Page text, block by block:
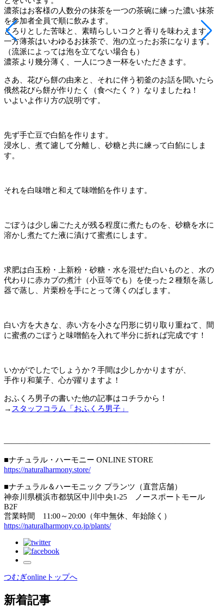
濃茶はお客様の人数分の抹茶を一つの茶碗に練った濃い抹茶
を参加者全員で順に飲みます。
とろりとした苦味と、素晴らしいコクと香りを味わえます。
一方薄茶はいわゆるお抹茶で、泡の立ったお茶になります。
（流派によっては泡を立てない場合も）
濃茶より幾分薄く、一人につき一杯をいただきます。
さあ、花びら餅の由来と、それに伴う初釜のお話を聞いたら
俄然花びら餅が作りたく（食べたく？）なりましたね！
いよいよ作り方の説明です。
先ず手亡豆で白餡を作ります。
浸水し、煮て濾して分離し、砂糖と共に練って白餡にしま
す。
それを白味噌と和えて味噌餡を作ります。
ごぼうは少し歯ごたえが残る程度に煮たものを、砂糖を水に
溶かし煮たてた液に漬けて蜜煮にします。
求肥は白玉粉・上新粉・砂糖・水を混ぜた白いものと、水の
代わりに赤カブの煮汁（小豆等でも）を使った２種類を蒸し
器で蒸し、片栗粉を手にとって薄くのばします。
白い方を大きな、赤い方を小さな円形に切り取り重ねて、間
に蜜煮のごぼうと味噌餡を入れて半分に折れば完成です！
いかがでしたでしょうか？手間は少しかかりますが、
手作り和菓子、心が躍りますよ！
おふくろ男子の書いた他の記事はコチラから！
→ スタッフコラム「おふくろ男子」
——————————————————————————–
■ナチュラル・ハーモニー ONLINE STORE
https://naturalharmony.store/
■ナチュラル＆ハーモニック プランツ（直営店舗）
神奈川県横浜市都筑区中川中央1-25 ノースポートモール
B2F
営業時間 11:00～20:00（年中無休、年始除く）
https://naturalharmony.co.jp/plants/
つむぎonlineトップへ
新着記事